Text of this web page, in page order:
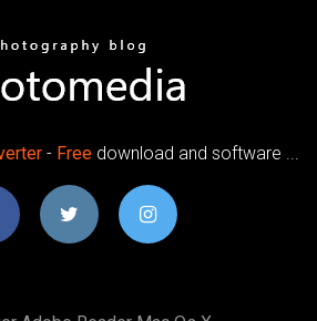
- Free download and software ...